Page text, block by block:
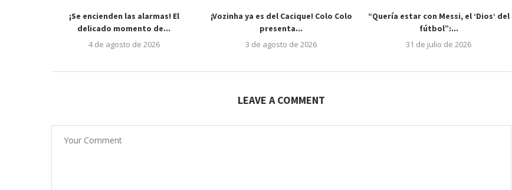
¡Se encienden las alarmas! El
delicado momento de...
4 de agosto de 2026
¡Vozinha ya es del Cacique! Colo Colo
presenta...
3 de agosto de 2026
“Quería estar con Messi, el ‘Dios’ del
fútbol”:...
31 de julio de 2026
LEAVE A COMMENT